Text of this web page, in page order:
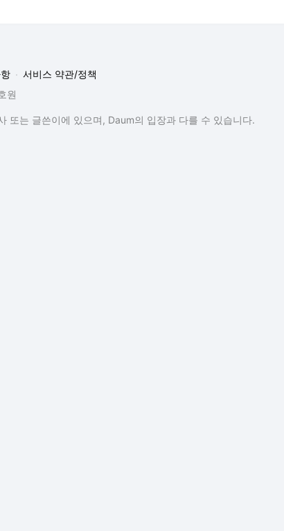
서비스 약관/정책
원
또는 글쓴이에 있으며, Daum의 입장과 다를 수 있습니다.